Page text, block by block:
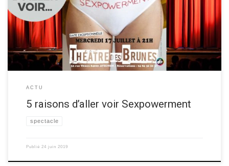
ci-dessous. Les 5 raisons de voir Sexpowerment Raison 1 Ce spectacle
parle de sexualité avec joie, bienveillance et légèreté, il fait du bien, il
déculpabilise et il dit que « […]
ACTU
5 raisons d’aller voir Sexpowerment
spectacle
Publié 24 juin 2019